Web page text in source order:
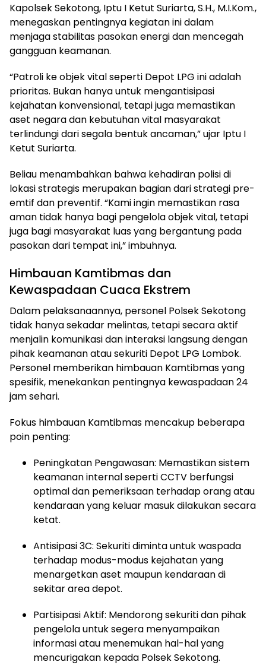
Kapolsek Sekotong, Iptu I Ketut Suriarta, S.H., M.I.Kom.,
menegaskan pentingnya kegiatan ini dalam
menjaga stabilitas pasokan energi dan mencegah
gangguan keamanan.
“Patroli ke objek vital seperti Depot LPG ini adalah
prioritas. Bukan hanya untuk mengantisipasi
kejahatan konvensional, tetapi juga memastikan
aset negara dan kebutuhan vital masyarakat
terlindungi dari segala bentuk ancaman,” ujar Iptu I
Ketut Suriarta.
Beliau menambahkan bahwa kehadiran polisi di
lokasi strategis merupakan bagian dari strategi pre-
emtif dan preventif. “Kami ingin memastikan rasa
aman tidak hanya bagi pengelola objek vital, tetapi
juga bagi masyarakat luas yang bergantung pada
pasokan dari tempat ini,” imbuhnya.
Himbauan Kamtibmas dan
Kewaspadaan Cuaca Ekstrem
Dalam pelaksanaannya, personel Polsek Sekotong
tidak hanya sekadar melintas, tetapi secara aktif
menjalin komunikasi dan interaksi langsung dengan
pihak keamanan atau sekuriti Depot LPG Lombok.
Personel memberikan himbauan Kamtibmas yang
spesifik, menekankan pentingnya kewaspadaan 24
jam sehari.
Fokus himbauan Kamtibmas mencakup beberapa
poin penting:
Peningkatan Pengawasan: Memastikan sistem
keamanan internal seperti CCTV berfungsi
optimal dan pemeriksaan terhadap orang atau
kendaraan yang keluar masuk dilakukan secara
ketat.
Antisipasi 3C: Sekuriti diminta untuk waspada
terhadap modus-modus kejahatan yang
menargetkan aset maupun kendaraan di
sekitar area depot.
Partisipasi Aktif: Mendorong sekuriti dan pihak
pengelola untuk segera menyampaikan
informasi atau menemukan hal-hal yang
mencurigakan kepada Polsek Sekotong.